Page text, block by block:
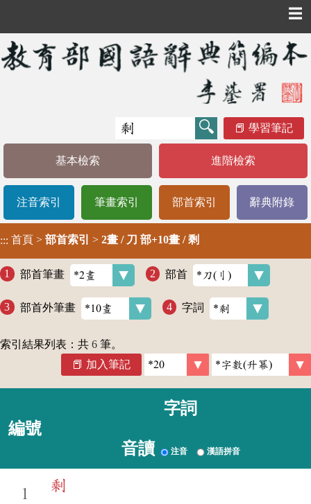
☰
學習筆記
基本檢索 進階檢索
注音索引 筆畫索引 部首索引 辭典附錄
::: 首頁 > 部首索引 > 2畫 / 刀 部+10畫 / 剩
部首筆畫 部首
部首外筆畫 字詞
索引結果列表：共 6 筆。
加入筆記
編號
字詞
音讀 注音 漢語拼音
1
剩